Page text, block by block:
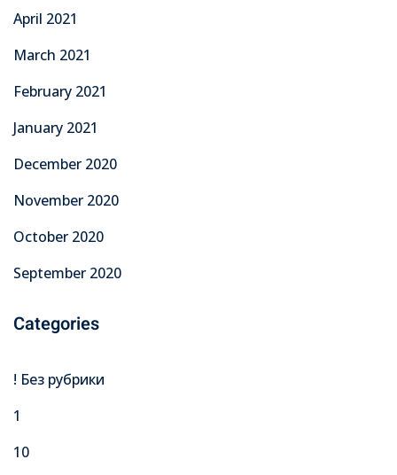
April 2021
March 2021
February 2021
January 2021
December 2020
November 2020
October 2020
September 2020
Categories
! Без рубрики
1
10